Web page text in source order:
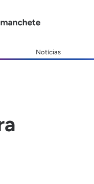
Notícias